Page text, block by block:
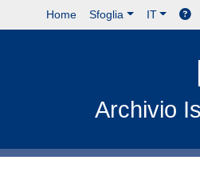
Home Sfoglia IT
Archivio